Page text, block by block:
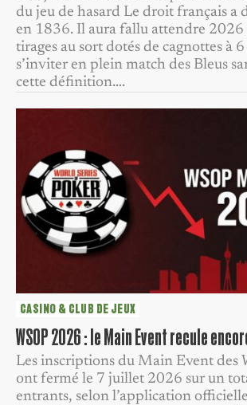
du jeu de hasard Le droit français a
en 1836. Il aura fallu attendre 2026
tirages au sort dotés de cagnottes à
s’inviter en plein match des Bleus
cette définition….
CASINO & CLUB DE JEUX
WSOP 2026 : le Main Event recule
Les inscriptions du Main Event des
ont fermé le 7 juillet 2026 sur un
entrants, selon l’application